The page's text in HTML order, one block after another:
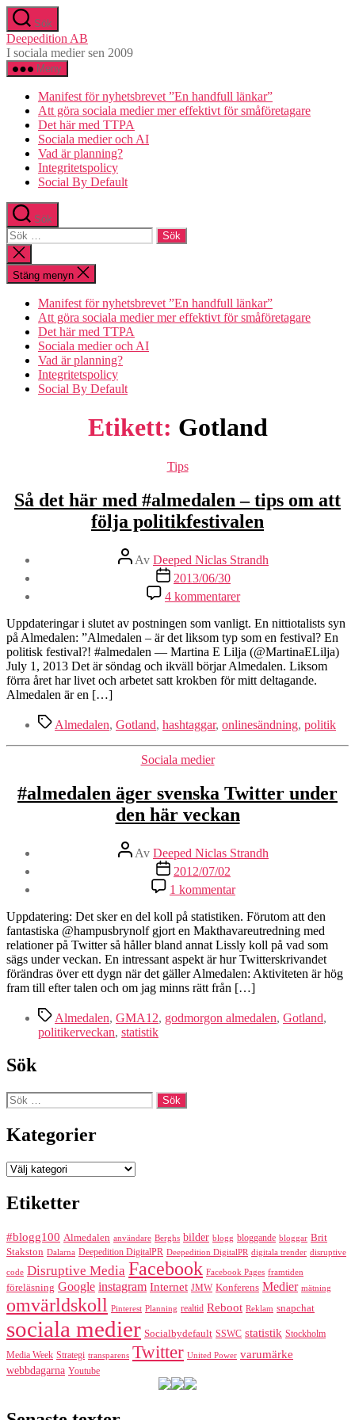
Hoppa
till
innehåll
Sök
Deepedition AB
I sociala medier sen 2009
Meny
Manifest för nyhetsbrevet ”En handfull länkar”
Att göra sociala medier mer effektivt för småföretagare
Det här med TTPA
Sociala medier och AI
Vad är planning?
Integritetspolicy
Social By Default
Sök
Sök
efter:
Stäng
sökningen
Stäng menyn
Manifest för nyhetsbrevet ”En handfull länkar”
Att göra sociala medier mer effektivt för småföretagare
Det här med TTPA
Sociala medier och AI
Vad är planning?
Integritetspolicy
Social By Default
Etikett: Gotland
Kategorier
Tips
Så det här med #almedalen – tips om att
följa politikfestivalen
Inläggsförfattare
Av Deeped Niclas Strandh
Inläggsdatum
2013/06/30
4 kommentarertill
Så
det
här
med
#almedalen
–
att
följa
politikfestivalen
Uppdateringar i slutet av postningen som vanligt. En nittiotalists syn
på Almedalen: ”Almedalen – är det liksom typ som en festival? En
politisk festival?! #almedalen — Martina E Lilja (@MartinaELilja)
July 1, 2013 Det är söndag och ikväll börjar Almedalen. Liksom
förra året har livet och arbetet satt krokben för mitt deltagande.
Almedalen är en […]
Etiketter
Almedalen, Gotland, hashtaggar, onlinesändning, politik
Kategorier
Sociala medier
#almedalen äger svenska Twitter under
den här veckan
Inläggsförfattare
Av Deeped Niclas Strandh
Inläggsdatum
2012/07/02
1 kommentartill
#almedalen
äger
svenska
Twitter
under
den
här
Uppdatering: Det sker en del koll på statistiken. Förutom att den
fantastiska @hampusbrynolf gjort en Makthavareutredning med
relationer på Twitter så håller bland annat Lissly koll på vad som
sägs under veckan. En intressant aspekt är hur Twitterskrivandet
förändras över ett dygn när det gäller Almedalen: Aktiviteten är hög
fram till efter talen och om jag minns rätt från […]
Etiketter
Almedalen, GMA12, godmorgon almedalen, Gotland,
politikerveckan, statistik
Sök
Sök
efter:
Kategorier
Kategorier
Etiketter
#blogg100 Almedalen användare Berghs bilder blogg bloggande bloggar Brit
Stakston Dalarna Deepedition DigitalPR Deepedition DigitalPR digitala trender disruptive
code Disruptive Media Facebook Facebook Pages framtiden
föreläsning Google instagram Internet JMW Konferens Medier mätning
omvärldskoll Pinterest Planning realtid Reboot Reklam snapchat
sociala medier Socialbydefault SSWC statistik Stockholm
Media Week Strategi transparens Twitter United Power varumärke
webbdagarna Youtube